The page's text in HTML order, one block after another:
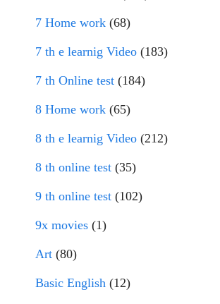
7 Home work (68)
7 th e learnig Video (183)
7 th Online test (184)
8 Home work (65)
8 th e learnig Video (212)
8 th online test (35)
9 th online test (102)
9x movies (1)
Art (80)
Basic English (12)